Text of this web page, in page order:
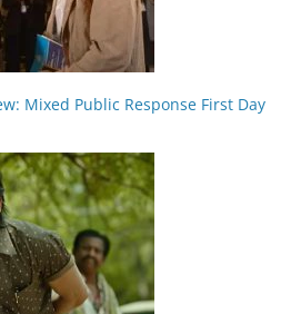
Mixed Public Response First Day